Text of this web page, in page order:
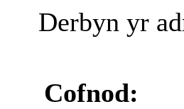
Derbyn yr
Cofnod: